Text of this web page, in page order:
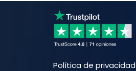
Política de privacidad